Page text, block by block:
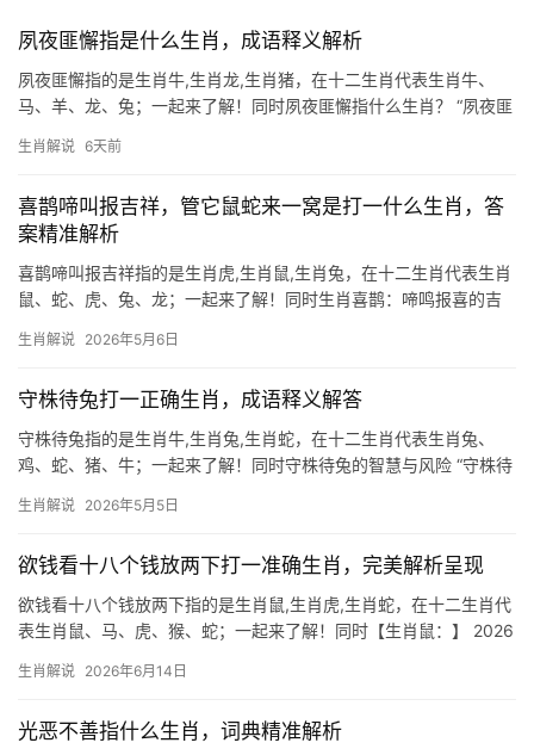
夙夜匪懈指是什么生肖，成语释义解析
夙夜匪懈指的是生肖牛,生肖龙,生肖猪，在十二生肖代表生肖牛、
马、羊、龙、兔；一起来了解！同时夙夜匪懈指什么生肖？ “夙夜匪
语最契合生肖牛的特性，牛自古是农耕文明的象征，埋头苦干、任
生肖解说 6天前
喜鹊啼叫报吉祥，管它鼠蛇来一窝是打一什么生肖，答
案精准解析
喜鹊啼叫报吉祥指的是生肖虎,生肖鼠,生肖兔，在十二生肖代表生肖
鼠、蛇、虎、兔、龙；一起来了解！同时生肖喜鹊：啼鸣报喜的吉
瑞本质，作为民间传说中的报喜鸟，它的啼鸣往往预示转机——尤
生肖解说 2026年5月6日
守株待兔打一正确生肖，成语释义解答
守株待兔指的是生肖牛,生肖兔,生肖蛇，在十二生肖代表生肖兔、
鸡、蛇、猪、牛；一起来了解！同时守株待兔的智慧与风险 “守株待
获或侥幸心理，在十二生肖中，生肖兔最能体现这一寓意的两面性
生肖解说 2026年5月5日
欲钱看十八个钱放两下打一准确生肖，完美解析呈现
欲钱看十八个钱放两下指的是生肖鼠,生肖虎,生肖蛇，在十二生肖代
表生肖鼠、马、虎、猴、蛇；一起来了解！同时【生肖鼠：】 2026
尤其29岁至51岁者，事业上恐遭打压，项目被抢或团队停滞，职场
生肖解说 2026年6月14日
光恶不善指什么生肖，词典精准解析